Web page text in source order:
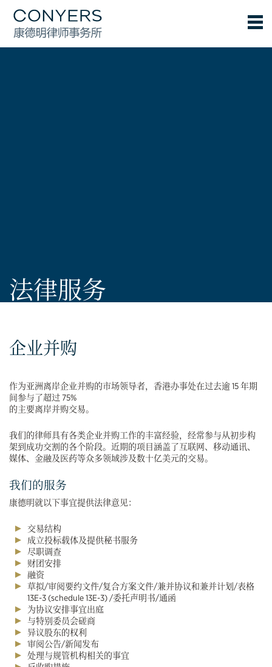
法律服务
企业并购
作为亚洲离岸企业并购的市场领导者，香港办事处在过去逾 15 年期
间参与了超过 75%
的主要离岸并购交易。
我们的律师具有各类企业并购工作的丰富经验，经常参与从初步构
架到成功交割的各个阶段。近期的项目涵盖了互联网、移动通讯、
媒体、金融及医药等众多领域涉及数十亿美元的交易。
我们的服务
康德明就以下事宜提供法律意见：
交易结构
成立投标载体及提供秘书服务
尽职调查
财团安排
融资
草拟/审阅要约文件/复合方案文件/兼并协议和兼并计划/表格
13E-3 (schedule 13E-3) /委托声明书/通函
为协议安排事宜出庭
与特别委员会磋商
异议股东的权利
审阅公告/新闻发布
处理与规管机构相关的事宜